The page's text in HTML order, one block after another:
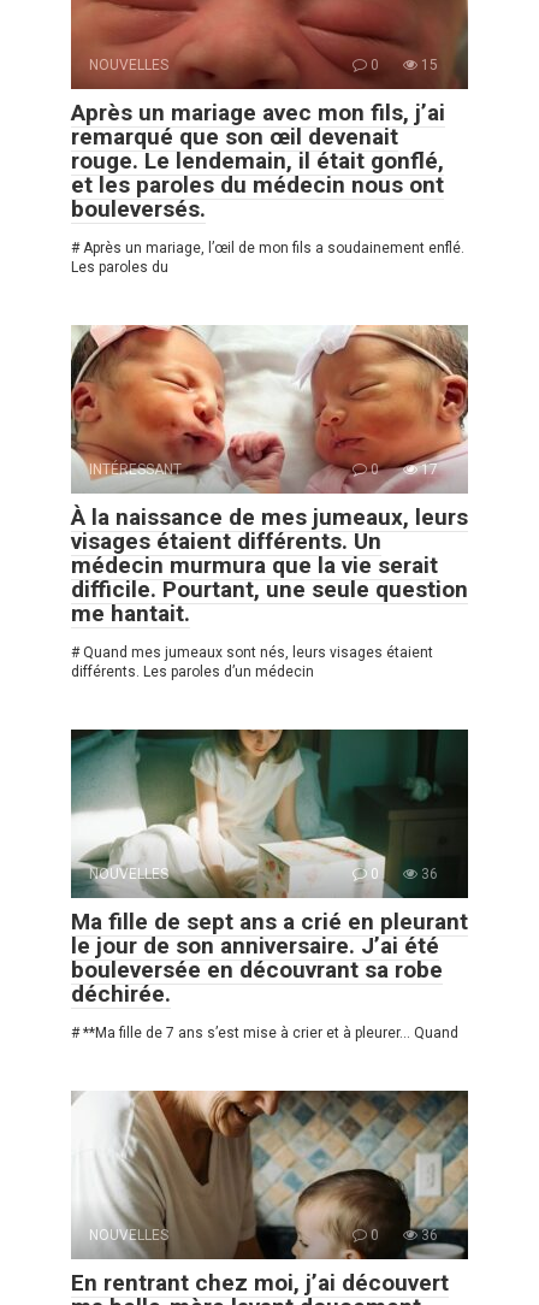
NOUVELLES 0 15
Après un mariage avec mon fils, j’ai
remarqué que son œil devenait
rouge. Le lendemain, il était gonflé,
et les paroles du médecin nous ont
bouleversés.
# Après un mariage, l’œil de mon fils a soudainement enflé.
Les paroles du
INTÉRESSANT 0 17
À la naissance de mes jumeaux, leurs
visages étaient différents. Un
médecin murmura que la vie serait
difficile. Pourtant, une seule question
me hantait.
# Quand mes jumeaux sont nés, leurs visages étaient
différents. Les paroles d’un médecin
NOUVELLES 0 36
Ma fille de sept ans a crié en pleurant
le jour de son anniversaire. J’ai été
bouleversée en découvrant sa robe
déchirée.
# **Ma fille de 7 ans s’est mise à crier et à pleurer… Quand
NOUVELLES 0 36
En rentrant chez moi, j’ai découvert